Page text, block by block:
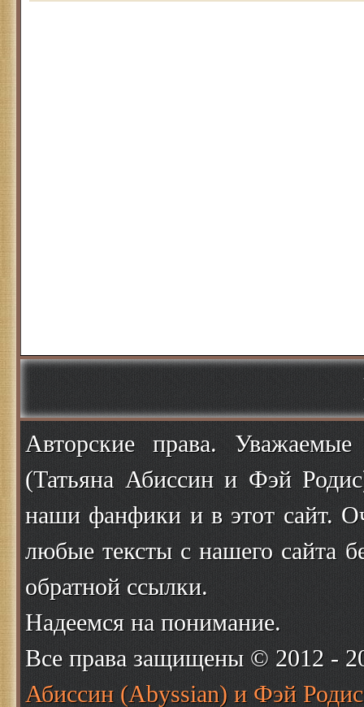
Авторские права.
(Татьяна Абиссин и Фэй
наши фанфики и в этот сайт.
любые тексты с нашего сайта
обратной ссылки.
Надеемся на понимание.
Все права защищены © 2012 -
Абиссин (Abyssian) и Фэй